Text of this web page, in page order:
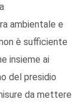
ambientale e
è sufficiente
insieme ai
del presidio
da mettere